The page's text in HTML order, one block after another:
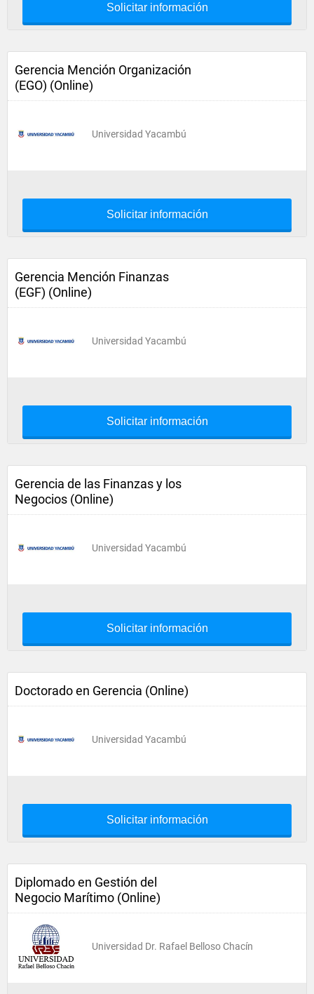
Solicitar información
Gerencia Mención Organización
(EGO) (Online)
Universidad Yacambú
Solicitar información
Gerencia Mención Finanzas
(EGF) (Online)
Universidad Yacambú
Solicitar información
Gerencia de las Finanzas y los
Negocios (Online)
Universidad Yacambú
Solicitar información
Doctorado en Gerencia (Online)
Universidad Yacambú
Solicitar información
Diplomado en Gestión del
Negocio Marítimo (Online)
Universidad Dr. Rafael Belloso Chacín